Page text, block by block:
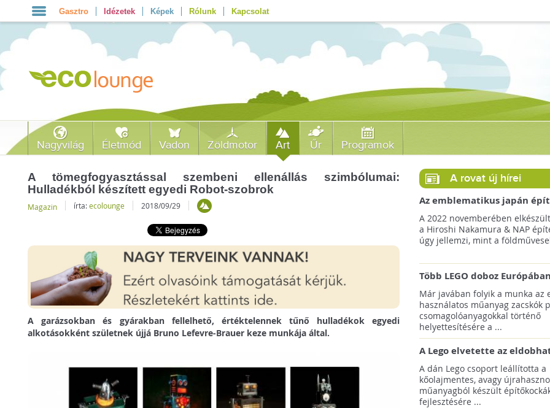
Gasztro Idézetek Képek Rólunk Kapcsolat
Nagyvilág Életmód Vadon Zöldmotor Art Űr Programok
A tömegfogyasztással szembeni ellenállás szimbólumai:
Hulladékból készített egyedi Robot-szobrok
Magazin írta:ecolounge 2018/09/29
A garázsokban és gyárakban fellelhető, értéktelennek tűnő hulladékok egyedi
alkotásokként születnek újjá Bruno Lefevre-Brauer keze munkája által.
A rovat új hírei
Az emblematikus japán
így képzeli el a Föld
A 2022 novemberében
a Hiroshi Nakamura & NAP
úgy jellemzi, mint a
Több LEGO doboz
Ázsiában már papír alapú
fog tartalmazni
Már javában folyik a munka az
használatos műanyag zacskók
csomagolóanyagokkal történő
helyettesítésére a ...
A Lego elvetette az
palack alapú építőkockák
koncepcióját
A dán Lego csoport leállította a
kőolajmentes, avagy
műanyagból készült
fejlesztésére ...